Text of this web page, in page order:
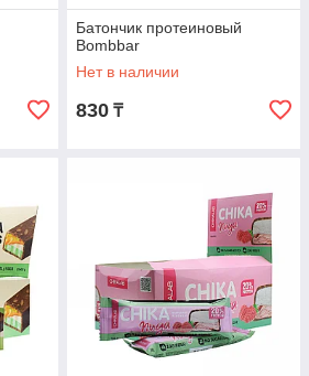
Батончик протеиновый
Bombbar
Нет в наличии
830 ₸